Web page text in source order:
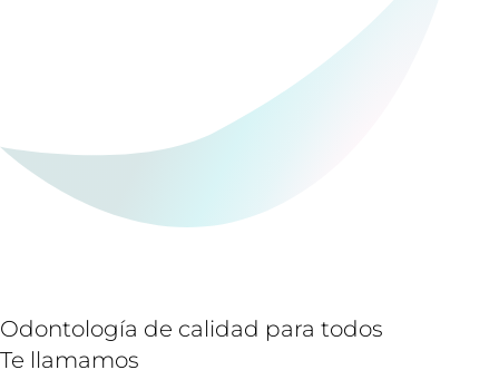
Odontología de calidad para todos
Te llamamos